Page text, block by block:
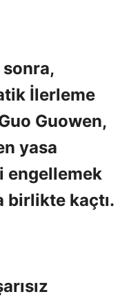
İlerleme
Guowen,
yasa
engellemek
birlikte kaçtı.